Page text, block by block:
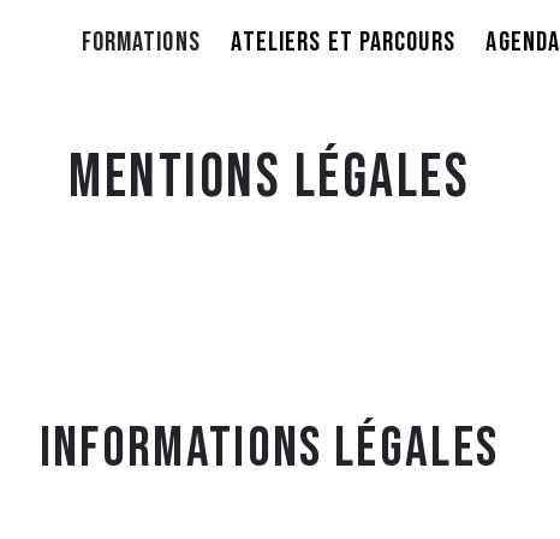
FORMATIONS ATELIERS ET PARCOURS AGENDA
Mentions légales
INFORMATIONS LÉGALES